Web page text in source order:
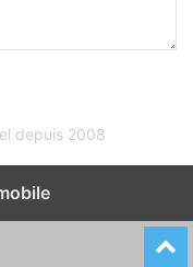
depuis 2008